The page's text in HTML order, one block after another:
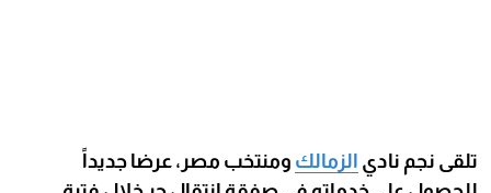
تلقى نجم نادي الزمالك ومنتخب مصر، عرضا جديداً